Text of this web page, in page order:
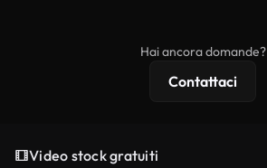
Hai ancora domande?
Contattaci
Video stock gratuiti